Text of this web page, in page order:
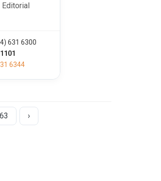
Editorial
631 6300
1101
6344
63 ›